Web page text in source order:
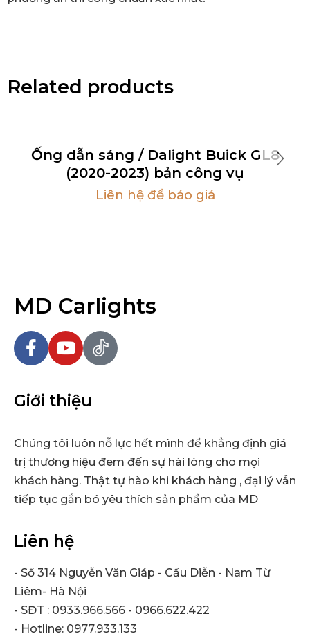
Related products
Ống dẫn sáng / Dalight Buick GL8
(2020-2023) bản công vụ
Liên hệ để báo giá
MD Carlights
Giới thiệu
Chúng tôi luôn nỗ lực hết mình để khẳng định giá
trị thương hiệu đem đến sự hài lòng cho mọi
khách hàng. Thật tự hào khi khách hàng , đại lý vẫn
tiếp tục gắn bó yêu thích sản phẩm của MD
Liên hệ
- Số 314 Nguyễn Văn Giáp - Cầu Diễn - Nam Từ
Liêm- Hà Nội
- SĐT : 0933.966.566 - 0966.622.422
- Hotline: 0977.933.133